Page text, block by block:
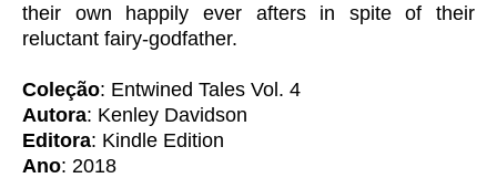
their own happily ever afters in spite of their
reluctant fairy-godfather.
Coleção: Entwined Tales Vol. 4
Autora: Kenley Davidson
Editora: Kindle Edition
Ano: 2018